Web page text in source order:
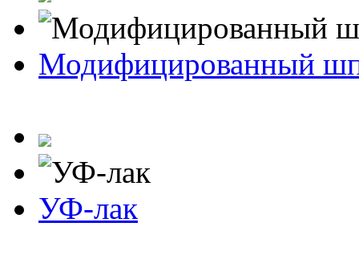
Модифицированный
УФ-лак